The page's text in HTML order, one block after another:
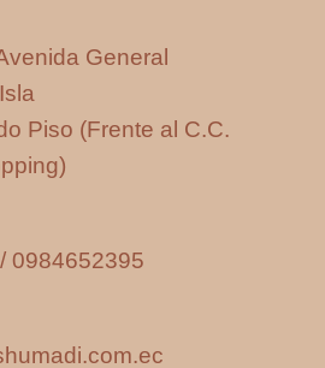
General
Piso (Frente al C.C.
0984652395